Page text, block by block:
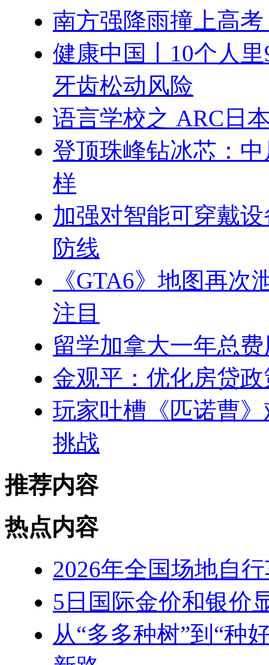
南方强降雨撞上高
健康中国丨10个人
牙齿松动风险
语言学校之 ARC日
登顶珠峰钻冰芯：
样
加强对智能可穿戴
防线
《GTA6》地图再
注目
留学加拿大一年总
金观平：优化房贷
玩家吐槽《匹诺曹
挑战
推荐内容
热点内容
2026年全国场地自
5日国际金价和银价
从“多多种树”到“种